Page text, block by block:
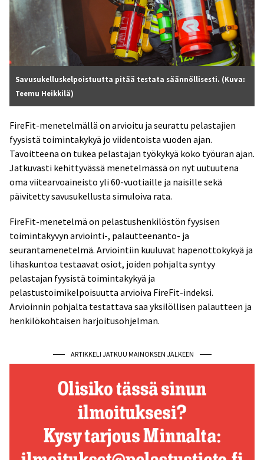
Savusukelluskelpoistuutta pitää testata säännöllisesti. (Kuva:
Teemu Heikkilä)
FireFit-menetelmällä on arvioitu ja seurattu pelastajien
fyysistä toimintakykyä jo viidentoista vuoden ajan.
Tavoitteena on tukea pelastajan työkykyä koko työuran ajan.
Jatkuvasti kehittyvässä menetelmässä on nyt uutuutena
oma viitearvoaineisto yli 60-vuotiaille ja naisille sekä
päivitetty savusukellusta simuloiva rata.
FireFit-menetelmä on pelastushenkilöstön fyysisen
toimintakyvyn arviointi-, palautteenanto- ja
seurantamenetelmä. Arviointiin kuuluvat hapenottokykyä ja
lihaskuntoa testaavat osiot, joiden pohjalta syntyy
pelastajan fyysistä toimintakykyä ja
pelastustoimikelpoisuutta arvioiva FireFit-indeksi.
Arvioinnin pohjalta testattava saa yksilöllisen palautteen ja
henkilökohtaisen harjoitusohjelman.
ARTIKKELI JATKUU MAINOKSEN JÄLKEEN